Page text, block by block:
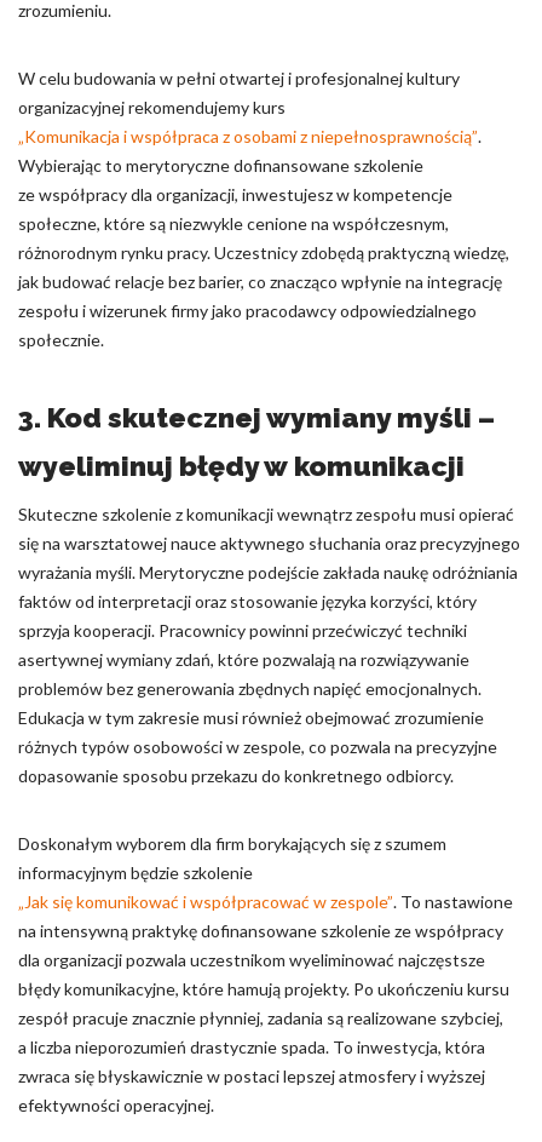
zrozumieniu.
W celu budowania w pełni otwartej i profesjonalnej kultury
organizacyjnej rekomendujemy kurs
„Komunikacja i współpraca z osobami z niepełnosprawnością”.
Wybierając to merytoryczne dofinansowane szkolenie
ze współpracy dla organizacji, inwestujesz w kompetencje
społeczne, które są niezwykle cenione na współczesnym,
różnorodnym rynku pracy. Uczestnicy zdobędą praktyczną wiedzę,
jak budować relacje bez barier, co znacząco wpłynie na integrację
zespołu i wizerunek firmy jako pracodawcy odpowiedzialnego
społecznie.
3. Kod skutecznej wymiany myśli –
wyeliminuj błędy w komunikacji
Skuteczne szkolenie z komunikacji wewnątrz zespołu musi opierać
się na warsztatowej nauce aktywnego słuchania oraz precyzyjnego
wyrażania myśli. Merytoryczne podejście zakłada naukę odróżniania
faktów od interpretacji oraz stosowanie języka korzyści, który
sprzyja kooperacji. Pracownicy powinni przećwiczyć techniki
asertywnej wymiany zdań, które pozwalają na rozwiązywanie
problemów bez generowania zbędnych napięć emocjonalnych.
Edukacja w tym zakresie musi również obejmować zrozumienie
różnych typów osobowości w zespole, co pozwala na precyzyjne
dopasowanie sposobu przekazu do konkretnego odbiorcy.
Doskonałym wyborem dla firm borykających się z szumem
informacyjnym będzie szkolenie
„Jak się komunikować i współpracować w zespole”. To nastawione
na intensywną praktykę dofinansowane szkolenie ze współpracy
dla organizacji pozwala uczestnikom wyeliminować najczęstsze
błędy komunikacyjne, które hamują projekty. Po ukończeniu kursu
zespół pracuje znacznie płynniej, zadania są realizowane szybciej,
a liczba nieporozumień drastycznie spada. To inwestycja, która
zwraca się błyskawicznie w postaci lepszej atmosfery i wyższej
efektywności operacyjnej.